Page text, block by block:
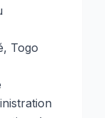
Togo